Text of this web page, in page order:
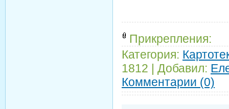
Прикрепления:
Категория:
1812
Добавил:
Комментарии (0)